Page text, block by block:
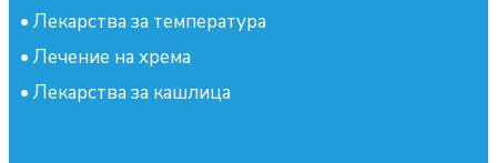
• Лекарства за температура
• Лечение на хрема
• Лекарства за кашлица